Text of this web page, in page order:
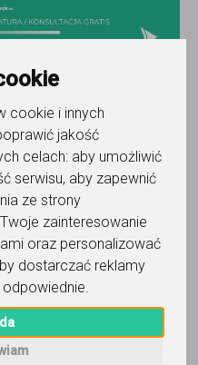
cookie i innych
jakość
celach: aby umożliwić
serwisu, aby zapewnić
ze strony
zainteresowanie
oraz personalizować
dostarczać reklamy
odpowiednie.